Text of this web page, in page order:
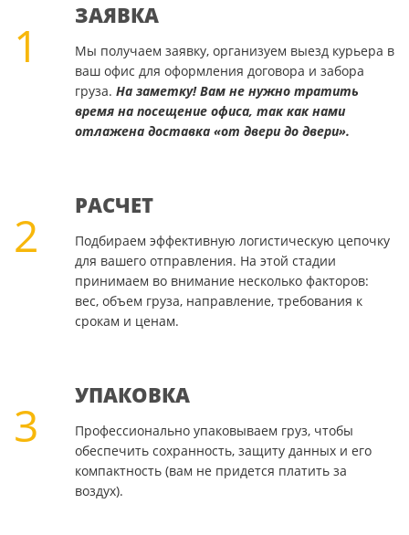
1
ЗАЯВКА
Мы получаем заявку, организуем выезд курьера в
ваш офис для оформления договора и забора
груза. На заметку! Вам не нужно тратить
время на посещение офиса, так как нами
отлажена доставка «от двери до двери».
2
РАСЧЕТ
Подбираем эффективную логистическую цепочку
для вашего отправления. На этой стадии
принимаем во внимание несколько факторов:
вес, объем груза, направление, требования к
срокам и ценам.
3
УПАКОВКА
Профессионально упаковываем груз, чтобы
обеспечить сохранность, защиту данных и его
компактность (вам не придется платить за
воздух).